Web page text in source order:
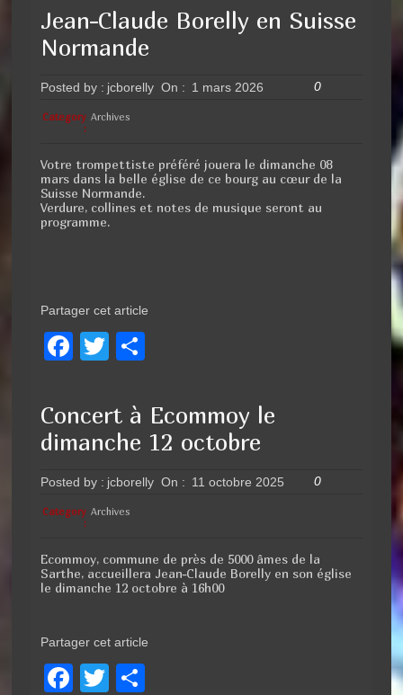
c
e
b
o
o
k
tt
er
ta
g
er
Jean-Claude Borelly en Suisse
Normande
Posted by : jcborelly On : 1 mars 2026 0
Category
:
Archives
Votre trompettiste préféré jouera le dimanche 08
mars dans la belle église de ce bourg au cœur de la
Suisse Normande.
Verdure, collines et notes de musique seront au
programme.
Partager cet article
F
c
e
b
o
o
T
tt
er
ta
g
er
Concert à Ecommoy le
dimanche 12 octobre
Posted by : jcborelly On : 11 octobre 2025 0
Category
:
Archives
Ecommoy, commune de près de 5000 âmes de la
Sarthe, accueillera Jean-Claude Borelly en son église
le dimanche 12 octobre à 16h00
Partager cet article
F
T